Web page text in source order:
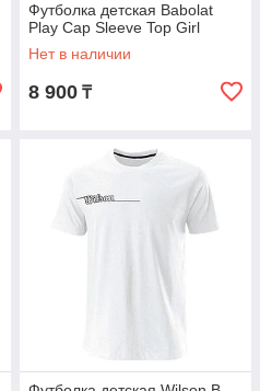
Футболка детская Babolat
Play Cap Sleeve Top Girl
Нет в наличии
8 900 ₸